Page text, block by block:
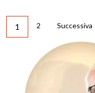
1 2 Successiva